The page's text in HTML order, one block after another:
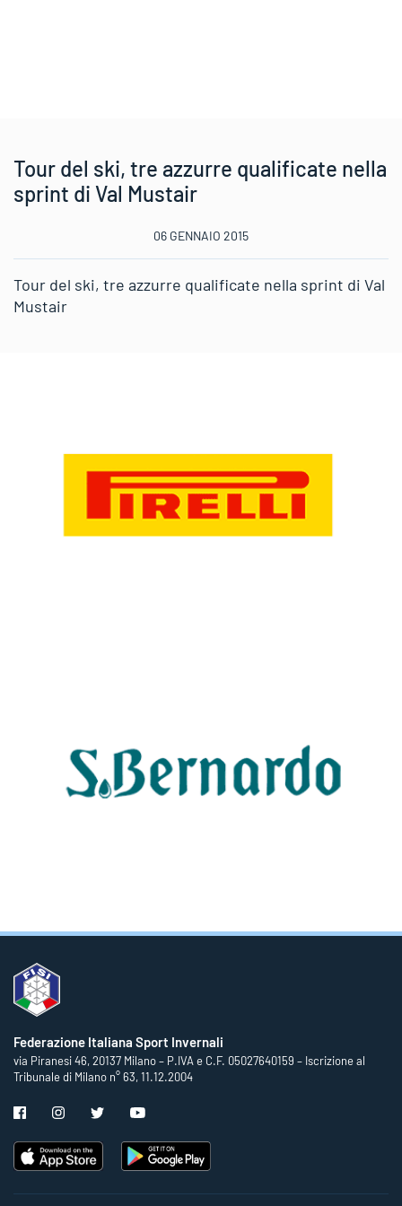
Tour del ski, tre azzurre qualificate nella
sprint di Val Mustair
06 GENNAIO 2015
Tour del ski, tre azzurre qualificate nella sprint di Val
Mustair
Federazione Italiana Sport Invernali
via Piranesi 46, 20137 Milano – P.IVA e C.F. 05027640159 – Iscrizione al
Tribunale di Milano n° 63, 11.12.2004